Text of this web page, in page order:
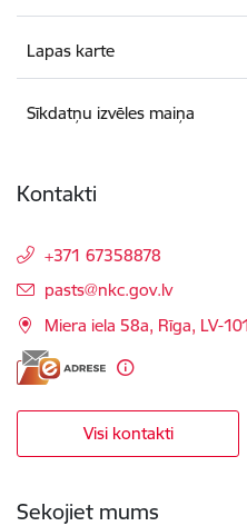
Lapas karte
Sīkdatņu izvēles maiņa
Kontakti
+371 67358878
E-pasts:
pasts@nkc.gov.lv
Miera iela 58a, Rīga, LV-
Visi kontakti
Sekojiet mums